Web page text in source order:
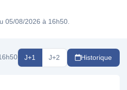
05/08/2026 à 16h50.
J+1 J+2 Historique